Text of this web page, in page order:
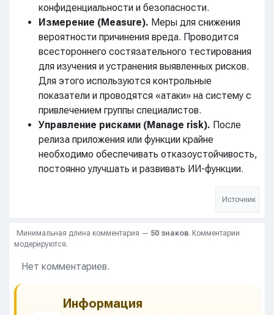
конфиденциальности и безопасности.
Измерение (Measure). Меры для снижения
вероятности причинения вреда. Проводится
всестороннего состязательного тестирования
для изучения и устранения выявленных рисков.
Для этого используются контрольные
показатели и проводятся «атаки» на систему с
привлечением группы специалистов.
Управление рисками (Manage risk). После
релиза приложения или функции крайне
необходимо обеспечивать отказоустойчивость,
постоянно улучшать и развивать ИИ-функции.
Источник
Минимальная длина комментария — 50 знаков. Комментарии
модерируются.
Нет комментариев.
Информация